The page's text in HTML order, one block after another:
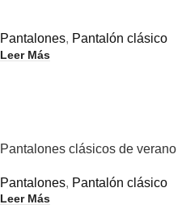
Pantalones, Pantalón clásico
Leer Más
Pantalones clásicos de verano
Pantalones, Pantalón clásico
Leer Más